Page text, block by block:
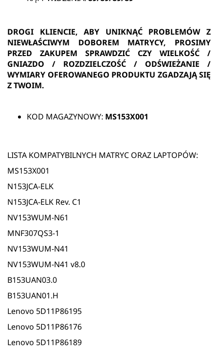
DROGI KLIENCIE, ABY UNIKNĄĆ PROBLEMÓW Z
NIEWŁAŚCIWYM DOBOREM MATRYCY, PROSIMY
PRZED ZAKUPEM SPRAWDZIĆ CZY WIELKOŚĆ /
GNIAZDO / ROZDZIELCZOŚĆ / ODŚWIEŻANIE /
WYMIARY OFEROWANEGO PRODUKTU ZGADZAJĄ SIĘ
Z TWOIM.
KOD MAGAZYNOWY: MS153X001
LISTA KOMPATYBILNYCH MATRYC ORAZ LAPTOPÓW:
MS153X001
N153JCA-ELK
N153JCA-ELK Rev. C1
NV153WUM-N61
MNF307QS3-1
NV153WUM-N41
NV153WUM-N41 v8.0
B153UAN03.0
B153UAN01.H
Lenovo 5D11P86195
Lenovo 5D11P86176
Lenovo 5D11P86189